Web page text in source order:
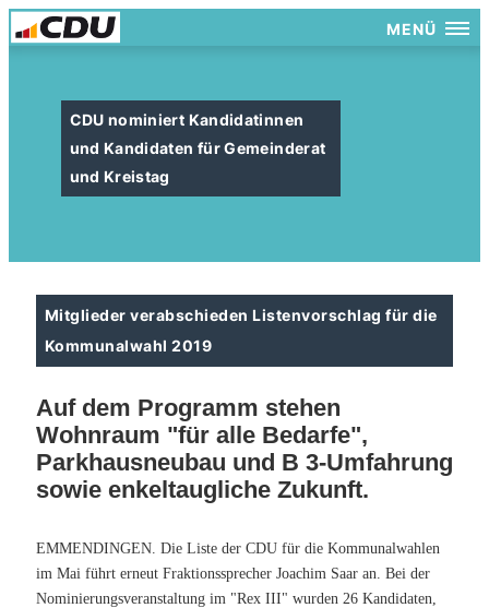
MENÜ
CDU nominiert Kandidatinnen
und Kandidaten für Gemeinderat
und Kreistag
Mitglieder verabschieden Listenvorschlag für die
Kommunalwahl 2019
Auf dem Programm stehen
Wohnraum "für alle Bedarfe",
Parkhausneubau und B 3-Umfahrung
sowie enkeltaugliche Zukunft.
EMMENDINGEN. Die Liste der CDU für die Kommunalwahlen
im Mai führt erneut Fraktionssprecher Joachim Saar an. Bei der
Nominierungsveranstaltung im "Rex III" wurden 26 Kandidaten,